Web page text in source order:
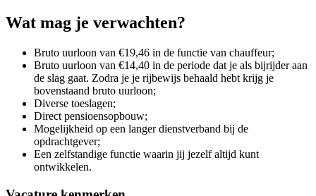
Wat mag je verwachten?
Bruto uurloon van €19,46 in de functie van chauffeur;
Bruto uurloon van €14,40 in de periode dat je als bijrijder aan
de slag gaat. Zodra je je rijbewijs behaald hebt krijg je
bovenstaand bruto uurloon;
Diverse toeslagen;
Direct pensioensopbouw;
Mogelijkheid op een langer dienstverband bij de
opdrachtgever;
Een zelfstandige functie waarin jij jezelf altijd kunt
ontwikkelen.